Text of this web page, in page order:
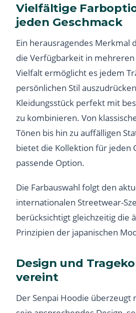
Vielfältige
jeden Geschmack
Ein herausragendes Merkmal
die Verfügbarkeit in mehreren
Vielfalt ermöglicht es jedem
persönlichen Stil
Kleidungsstück perfekt mit
zu kombinieren. Von
Tönen bis hin zu auffälligen
bietet die Kollektion für jeden
passende Option.
Die Farbauswahl folgt den
internationalen Streetwear-
berücksichtigt gleichzeitig die
Prinzipien der japanischen
Design und
vereint
Der Senpai Hoodie überzeugt